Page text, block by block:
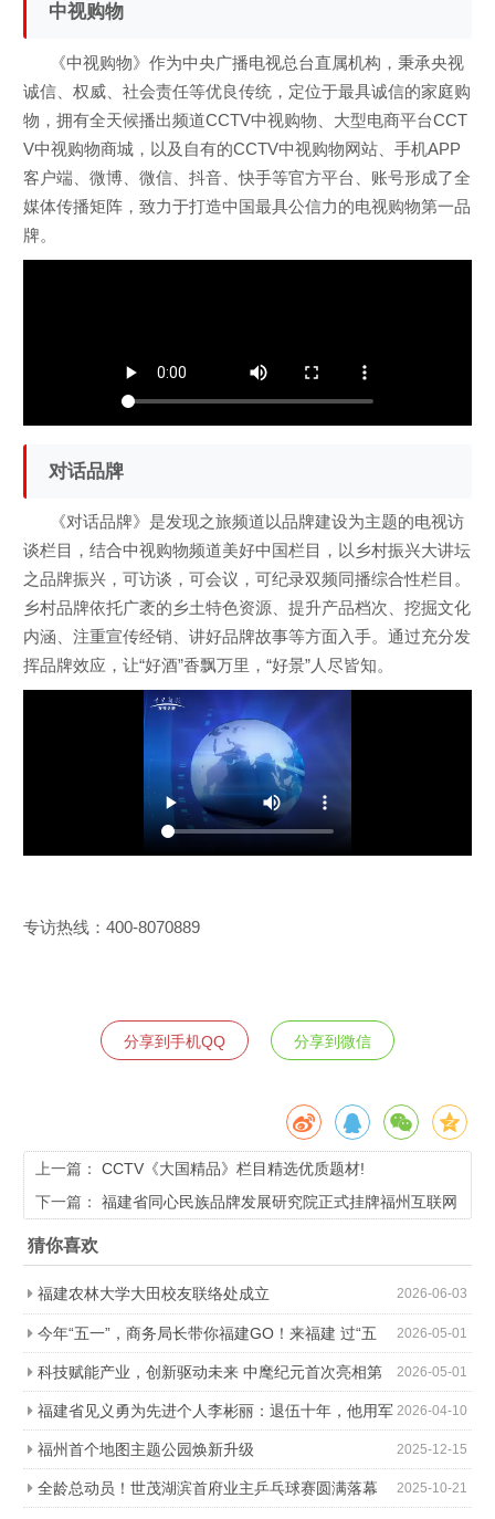
中视购物
《中视购物》作为中央广播电视总台直属机构，秉承央视
诚信、权威、社会责任等优良传统，定位于最具诚信的家庭购
物，拥有全天候播出频道CCTV中视购物、大型电商平台CCT
V中视购物商城，以及自有的CCTV中视购物网站、手机APP
客户端、微博、微信、抖音、快手等官方平台、账号形成了全
媒体传播矩阵，致力于打造中国最具公信力的电视购物第一品
牌。
对话品牌
《对话品牌》是发现之旅频道以品牌建设为主题的电视访
谈栏目，结合中视购物频道美好中国栏目，以乡村振兴大讲坛
之品牌振兴，可访谈，可会议，可纪录双频同播综合性栏目。
乡村品牌依托广袤的乡土特色资源、提升产品档次、挖掘文化
内涵、注重宣传经销、讲好品牌故事等方面入手。通过充分发
挥品牌效应，让“好酒”香飘万里，“好景”人尽皆知。
专访热线：400-8070889
分享到手机QQ 分享到微信
上一篇： CCTV《大国精品》栏目精选优质题材!
下一篇： 福建省同心民族品牌发展研究院正式挂牌福州互联网
小镇｜共同探讨互联网新媒体时代下的品牌传播新形势
猜你喜欢
2026-06-03
福建农林大学大田校友联络处成立
2026-05-01
今年“五一”，商务局长带你福建GO！来福建 过“五
一” 乐消费 享福气 2026-05-01
科技赋能产业，创新驱动未来 中麾纪元首次亮相第
六届福州国际数字产品博览会引发行业关注 2026-04-10
福建省见义勇为先进个人李彬丽：退伍十年，他用军
人的方式守护孩子的成长 2025-12-15
福州首个地图主题公园焕新升级
2025-10-21
全龄总动员！世茂湖滨首府业主乒乓球赛圆满落幕